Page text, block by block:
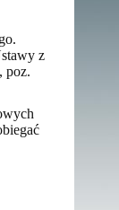
z
poz.